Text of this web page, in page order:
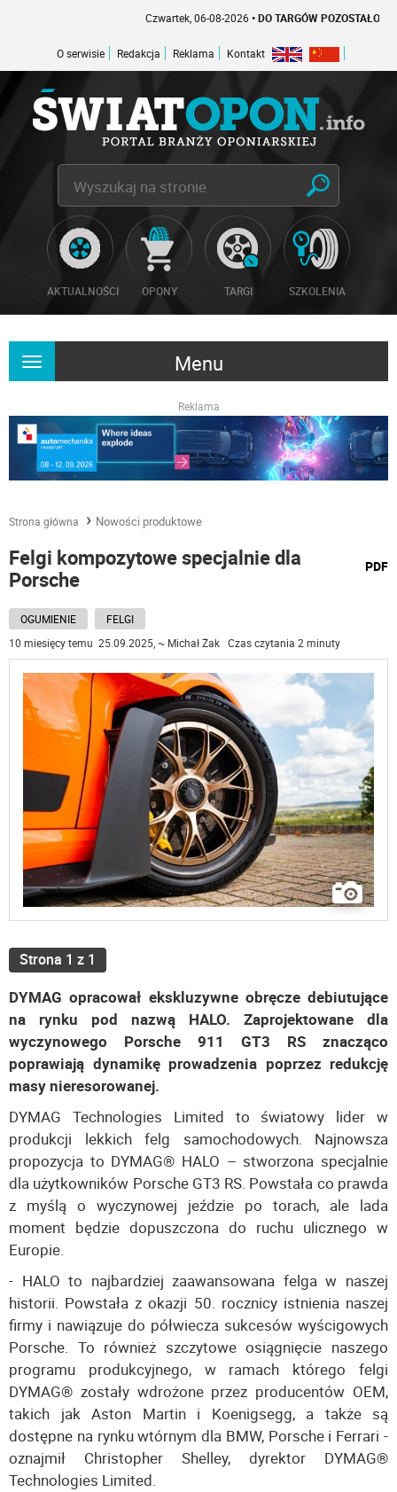
Czwartek, 06-08-2026• DO TARGÓW POZOSTAŁO -1 DNI
O serwisie Redakcja Reklama Kontakt
AKTUALNOŚCI OPONY TARGI SZKOLENIA
Menu
Rozwiń
Reklama
Strona główna Nowości produktowe
Felgi kompozytowe specjalnie dla
Porsche
PDF
OGUMIENIE
FELGI
10 miesięcy temu 25.09.2025, ~ Michał Żak Czas czytania 2 minuty
Strona 1 z 1
DYMAG opracował ekskluzywne obręcze debiutujące
na rynku pod nazwą HALO. Zaprojektowane dla
wyczynowego Porsche 911 GT3 RS znacząco
poprawiają dynamikę prowadzenia poprzez redukcję
masy nieresorowanej.
DYMAG Technologies Limited to światowy lider w
produkcji lekkich felg samochodowych. Najnowsza
propozycja to DYMAG® HALO – stworzona specjalnie
dla użytkowników Porsche GT3 RS. Powstała co prawda
z myślą o wyczynowej jeździe po torach, ale lada
moment będzie dopuszczona do ruchu ulicznego w
Europie.
- HALO to najbardziej zaawansowana felga w naszej
historii. Powstała z okazji 50. rocznicy istnienia naszej
firmy i nawiązuje do półwiecza sukcesów wyścigowych
Porsche. To również szczytowe osiągnięcie naszego
programu produkcyjnego, w ramach którego felgi
DYMAG® zostały wdrożone przez producentów OEM,
takich jak Aston Martin i Koenigsegg, a także są
dostępne na rynku wtórnym dla BMW, Porsche i Ferrari -
oznajmił Christopher Shelley, dyrektor DYMAG®
Technologies Limited.